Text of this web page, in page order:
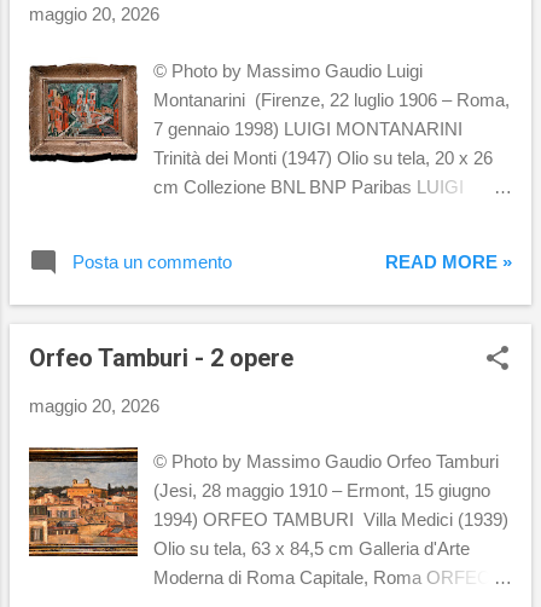
maggio 20, 2026
© Photo by Massimo Gaudio Luigi
Montanarini (Firenze, 22 luglio 1906 – Roma,
7 gennaio 1998) LUIGI MONTANARINI
Trinità dei Monti (1947) Olio su tela, 20 x 26
cm Collezione BNL BNP Paribas LUIGI
Roma LUIGI MONTANARINI Il sogno delle
due colonne Vetrata Basilica di San Giovanni
Posta un commento READ MORE »
Orfeo Tamburi - 2 opere
maggio 20, 2026
© Photo by Massimo Gaudio Orfeo Tamburi
(Jesi, 28 maggio 1910 – Ermont, 15 giugno
1994) ORFEO TAMBURI Villa Medici (1939)
Olio su tela, 63 x 84,5 cm Galleria d'Arte
Moderna di Roma Capitale, Roma ORFEO